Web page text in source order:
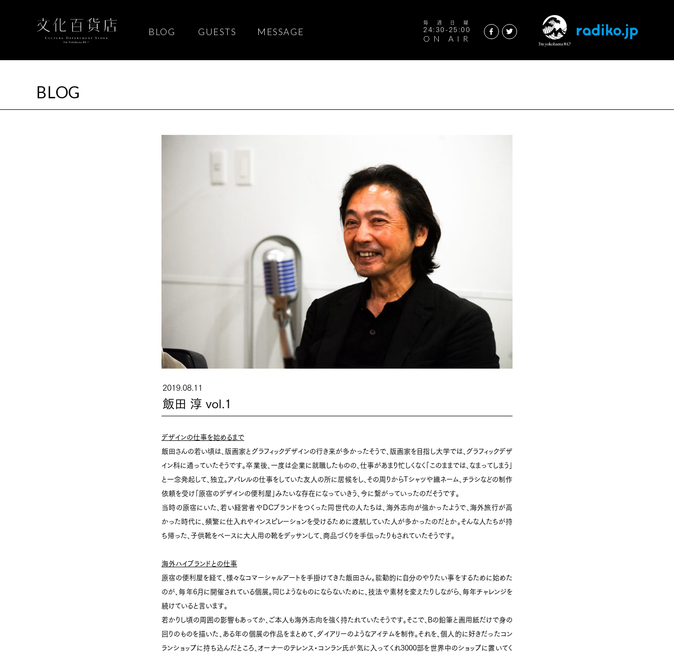
BLOG GUESTS MESSAGE
毎週日曜
24:30-25:00
ON AIR
BLOG
2019.08.11
飯田 淳 vol.1
デザインの仕事を始めるまで
飯田さんの若い頃は、版画家とグラフィックデザインの行き来が多かったそうで、版画家を目指し大学では、グラフィックデザ
イン科に通っていたそうです。卒業後、一度は企業に就職したものの、仕事があまり忙しくなく「このままでは、なまってしまう」
と一念発起して、独立。アパレルの仕事をしていた友人の所に居候をし、その周りからTシャツや織ネーム、チラシなどの制作
依頼を受け「原宿のデザインの便利屋」みたいな存在になっていきう、今に繋がっていったのだそうです。
当時の原宿にいた、若い経営者やDCブランドをつくった同世代の人たちは、海外志向が強かったようで、海外旅行が高
かった時代に、頻繁に仕入れやインスピレーションを受けるために渡航していた人が多かったのだとか。そんな人たちが持
ち帰った、子供靴をベースに大人用の靴をデッサンして、商品づくりを手伝ったりもされていたそうです。
海外ハイブランドとの仕事
原宿の便利屋を経て、様々なコマーシャルアートを手掛けてきた飯田さん。能動的に自分のやりたい事をするために始めた
のが、毎年6月に開催されている個展。同じようなものにならないために、技法や素材を変えたりしながら、毎年チャレンジを
続けていると言います。
若かりし頃の周囲の影響もあってか、ご本人も海外志向を強く持たれていたそうです。そこで、Bの鉛筆と画用紙だけで身の
回りのものを描いた、ある年の個展の作品をまとめて、ダイアリーのようなアイテムを制作。それを、個人的に好きだったコン
ランショップに持ち込んだところ、オーナーのテレンス・コンラン氏が気に入ってくれ3000部を世界中のショップに置いてく